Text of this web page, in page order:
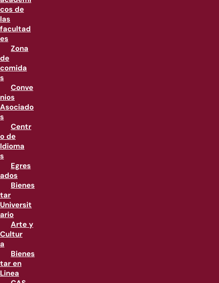
cos de
las
facultad
es
Zona
de
comida
s
Conve
nios
Asociado
s
Centr
o de
Idioma
s
Egres
ados
Bienes
tar
Universit
ario
Arte y
Cultur
a
Bienes
tar en
Linea